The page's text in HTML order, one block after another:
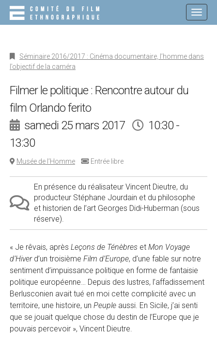
Séminaire 2016/2017 : Cinéma documentaire, l’homme dans
l’objectif de la caméra
Filmer le politique : Rencontre autour du
film Orlando ferito
samedi 25 mars 2017
10:30 -
13:30
Musée de l’Homme Entrée libre
En présence du réalisateur Vincent Dieutre, du
producteur Stéphane Jourdain et du philosophe
et historien de l’art Georges Didi-Huberman (sous
réserve).
« Je rêvais, après Leçons de Ténèbres et Mon Voyage
d’Hiverd’un troisième Film d’Europe, d’une fable sur notre
sentiment d’impuissance politique en forme de fantaisie
politique européenne… Depuis des lustres, l’affadissement
Berlusconien avait tué en moi cette complicité avec un
territoire, une histoire, un Peuple aussi. En Sicile, j’ai senti
que se jouait quelque chose du destin de l’Europe que je
pouvais percevoir », Vincent Dieutre.